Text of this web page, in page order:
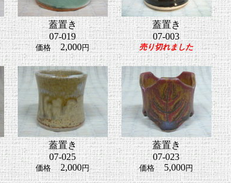
蓋置き
07-019
価格2,000円
蓋置き
07-003
売り切れました
蓋置き
07-025
価格2,000円
蓋置き
07-023
価格5,000円